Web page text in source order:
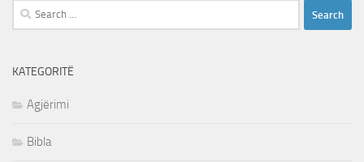
Search
for:
KATEGORITË
Agjërimi
Bibla